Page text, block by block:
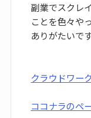
副業でスクレ
ことを色々や
ありがたいで
クラウドワー
ココナラのペ